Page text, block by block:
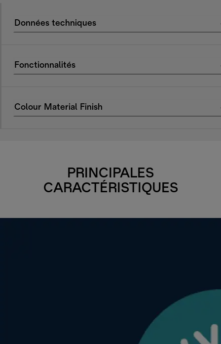
Données techniques
Fonctionnalités
Colour Material Finish
PRINCIPALES
CARACTÉRISTIQUES